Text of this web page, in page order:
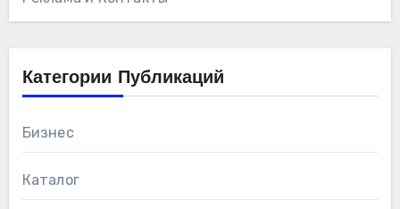
Категории Публикаций
Бизнес
Каталог